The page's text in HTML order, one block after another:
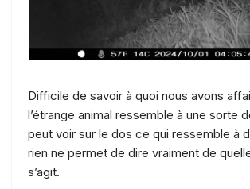
Difficile de savoir à quoi nous avons
l’étrange animal ressemble à une sorte
peut voir sur le dos ce qui ressemble à
rien ne permet de dire vraiment de
s’agit.